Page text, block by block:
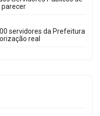
servidores da Prefeitura
real